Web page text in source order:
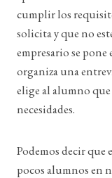
cumplir los
solicita y que no
empresario se
organiza una
elige al alumno que
necesidades.
Podemos decir que
pocos alumnos en